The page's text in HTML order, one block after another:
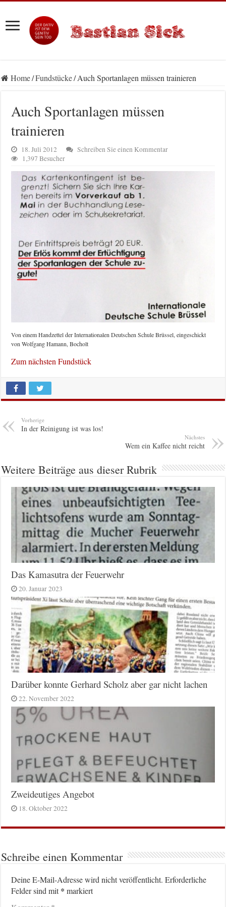
Home/Fundstücke/Auch Sportanlagen müssen trainieren
Auch Sportanlagen müssen
trainieren
18. Juli 2012
Schreiben Sie einen Kommentar
1,397 Besucher
Von einem Handzettel der Internationalen Deutschen Schule Brüssel, eingeschickt
von Wolfgang Hamann, Bocholt
Zum nächsten Fundstück
Vorherige
In der Reinigung ist was los!
Nächstes
Wem ein Kaffee nicht reicht
Weitere Beiträge aus dieser Rubrik
Das Kamasutra der Feuerwehr
20. Januar 2023
Darüber konnte Gerhard Scholz aber gar nicht lachen
22. November 2022
Zweideutiges Angebot
18. Oktober 2022
Schreibe einen Kommentar
Deine E-Mail-Adresse wird nicht veröffentlicht. Erforderliche
Felder sind mit* markiert